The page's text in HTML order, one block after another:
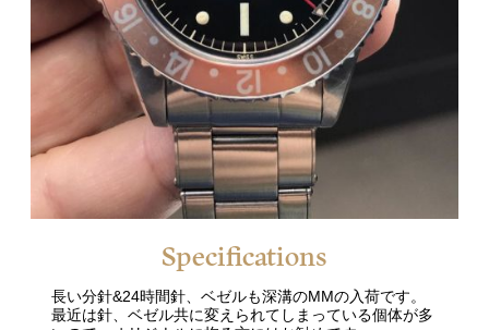
Specifications
長い分針&24時間針、ベゼルも深溝のMMの入荷です。
最近は針、ベゼル共に変えられてしまっている個体が多